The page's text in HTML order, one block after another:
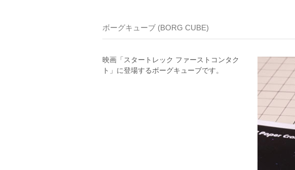
ボーグキューブ (BORG CUBE)
映画「スタートレック ファーストコンタク
ト」に登場するボーグキューブです。